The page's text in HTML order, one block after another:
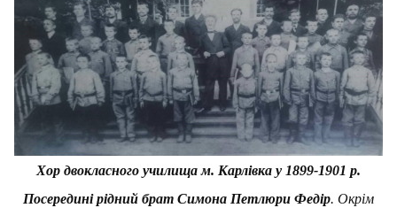
Хор двокласного училища м. Карлівка у 1899-1901 р.
Посередині рідний брат Симона Петлюри Федір. Окрім